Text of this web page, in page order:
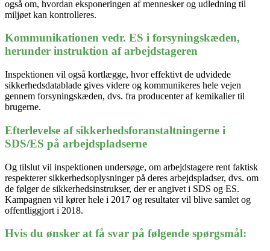
også om, hvordan eksponeringen af mennesker og udledning til
miljøet kan kontrolleres.
Kommunikationen vedr. ES i forsyningskæden,
herunder instruktion af arbejdstageren
Inspektionen vil også kortlægge, hvor effektivt de udvidede
sikkerhedsdatablade gives videre og kommunikeres hele vejen
gennem forsyningskæden, dvs. fra producenter af kemikalier til
brugerne.
Efterlevelse af sikkerhedsforanstaltningerne i
SDS/ES på arbejdspladserne
Og tilslut vil inspektionen undersøge, om arbejdstagere rent faktisk
respekterer sikkerhedsoplysninger på deres arbejdspladser, dvs. om
de følger de sikkerhedsinstrukser, der er angivet i SDS og ES.
Kampagnen vil kører hele i 2017 og resultater vil blive samlet og
offentliggjort i 2018.
Hvis du ønsker at få svar på følgende spørgsmål: